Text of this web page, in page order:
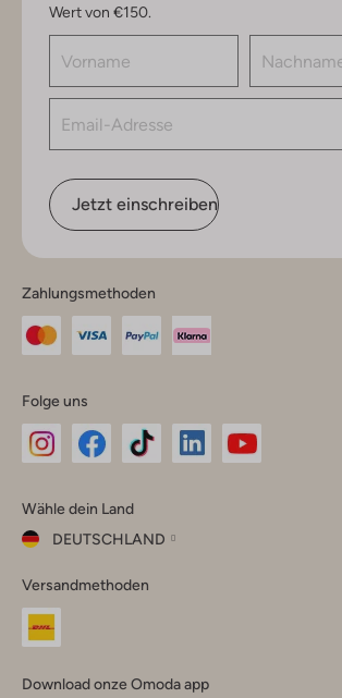
Wert von €150.
Jetzt einschreiben
Zahlungsmethoden
Folge uns
Instagram
Facebook
TikTok
Wähle dein Land
DEUTSCHLAND
dein
Land
Versandmethoden
Download onze Omoda app